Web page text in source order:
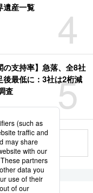
4
遺産一覧
5
の支持率】急落、全8社
後最低に：3社は2桁減
査